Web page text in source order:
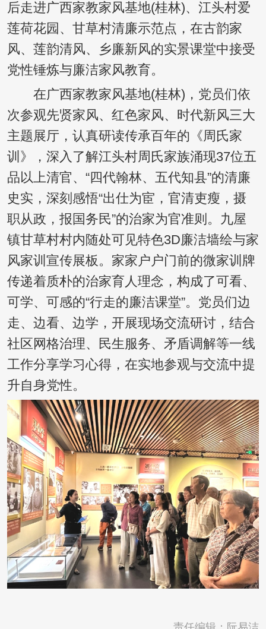
后走进广西家教家风基地(桂林)、江头村爱
莲荷花园、甘草村清廉示范点，在古韵家
风、莲韵清风、乡廉新风的实景课堂中接受
党性锤炼与廉洁家风教育。
在广西家教家风基地(桂林)，党员们依
次参观先贤家风、红色家风、时代新风三大
主题展厅，认真研读传承百年的《周氏家
训》，深入了解江头村周氏家族涌现37位五
品以上清官、“四代翰林、五代知县”的清廉
史实，深刻感悟“出仕为宦，官清吏瘦，摄
职从政，报国务民”的治家为官准则。九屋
镇甘草村村内随处可见特色3D廉洁墙绘与家
风家训宣传展板。家家户户门前的微家训牌
传递着质朴的治家育人理念，构成了可看、
可学、可感的“行走的廉洁课堂”。党员们边
走、边看、边学，开展现场交流研讨，结合
社区网格治理、民生服务、矛盾调解等一线
工作分享学习心得，在实地参观与交流中提
升自身党性。